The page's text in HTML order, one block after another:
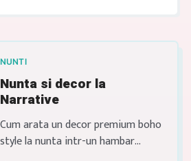
să planifice nunta, avea o imagine
clară în minte: își dorea o
eleganță și rafinament, iar un
element […]
NUNTI
Nunta si decor la
Narrative
Cum arata un decor premium boho
style la nunta intr-un hambar